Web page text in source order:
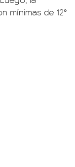
mínimas de 12°